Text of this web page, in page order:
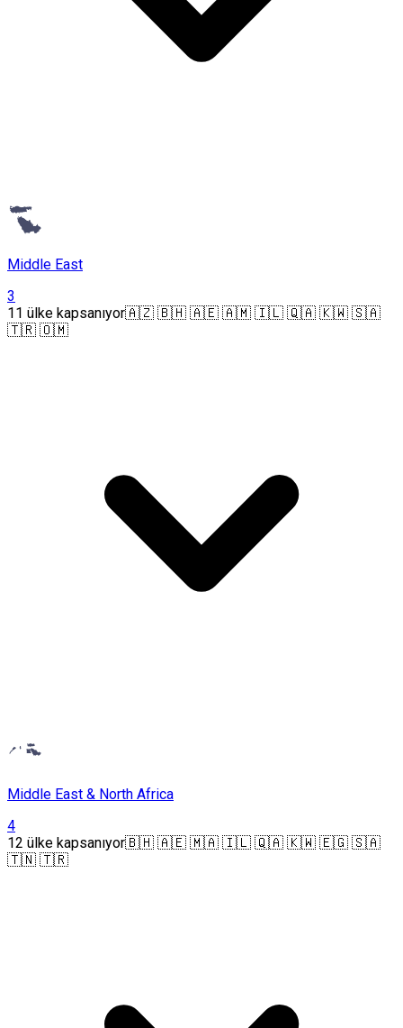
Middle East
3
11 ülke kapsanıyor🇦🇿 🇧🇭 🇦🇪 🇦🇲 🇮🇱 🇶🇦 🇰🇼 🇸🇦
🇹🇷 🇴🇲
Middle East & North Africa
4
12 ülke kapsanıyor🇧🇭 🇦🇪 🇲🇦 🇮🇱 🇶🇦 🇰🇼 🇪🇬 🇸🇦
🇹🇳 🇹🇷